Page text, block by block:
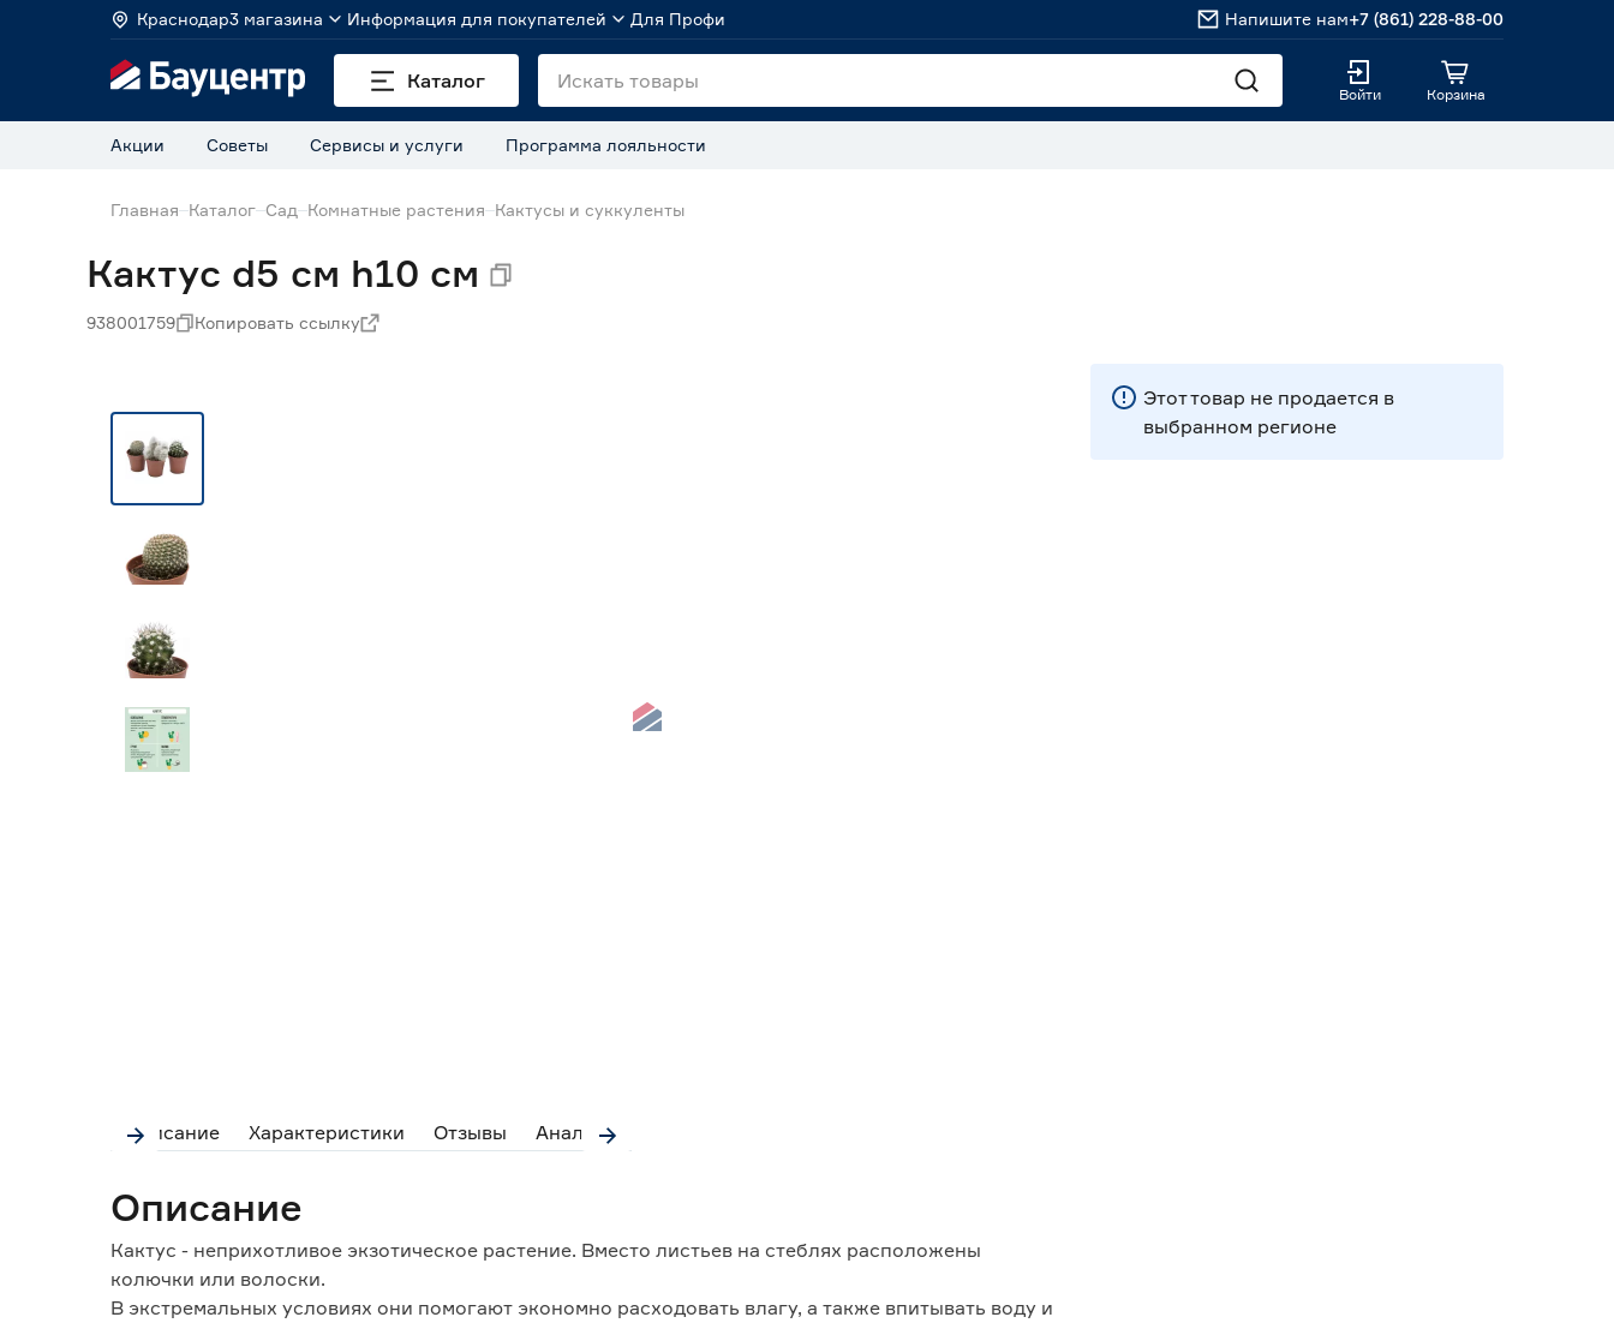
Краснодар3 магазина Информация для покупателей Для Профи Напишите нам+7 (861) 228-88-00
Каталог
Войти Корзина
Акции Советы Сервисы и услуги Программа лояльности
Главная Каталог Сад Комнатные растения Кактусы и суккуленты
Кактус d5 см h10 см
938001759 Копировать ссылку
Описание Характеристики Отзывы Аналоги
Описание
Кактус - неприхотливое экзотическое растение. Вместо листьев на стеблях расположены
колючки или волоски.
В экстремальных условиях они помогают экономно расходовать влагу, а также впитывать воду и
Этот товар не продается в
выбранном регионе